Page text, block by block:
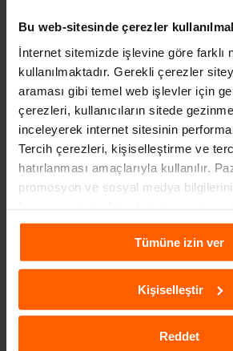
Bu web-sitesinde çerezler
İnternet sitemizde işlevine göre farklı
kullanılmaktadır. Gerekli çerezler
araması gibi temel web işlevler için
çerezleri, kullanıcıların sitede gezinme
inceleyerek internet sitesinin
Tercih çerezleri, kişiselleştirme ve
hatırlanması amaçlarıyla kullanılır.
promosyon ve sosyal medya
içeriklerin sunulmasına yardımcı
Çerezlere İlişkin Aydınlatma
ulaşabilirsiniz.
Tümüne izin ver
Kişiselleştir
Reddet
Şehirler
Muğla Araç Kiralama Trabzon
İzmir Araç Kiralama Ankara
Daha Fazla Göster
Ankara Esenboğa Havalimanı
Araç Kiralama
Antalya
Antalya Havalimanı İç Hatlar
Bodrum